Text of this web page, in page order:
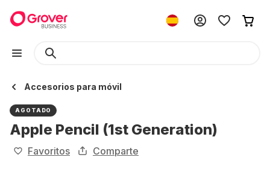
Accesorios para móvil
AGOTADO
Apple Pencil (1st Generation)
Favoritos Comparte